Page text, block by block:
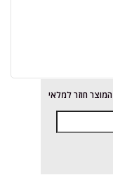
חוזר למלאי